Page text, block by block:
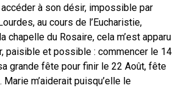
à son désir, impossible par
au cours de l’Eucharistie,
chapelle du Rosaire, cela m’est apparu
paisible et possible : commencer le 14
grande fête pour finir le 22 Août, fête
m’aiderait puisqu’elle le